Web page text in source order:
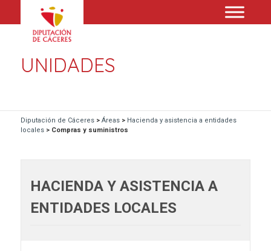
UNIDADES
Diputación de Cáceres> Áreas> Hacienda y asistencia a entidades
locales> Compras y suministros
HACIENDA Y ASISTENCIA A
ENTIDADES LOCALES